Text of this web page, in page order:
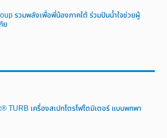
รวมพลังเพื่อพี่น้องภาคใต้ ร่วมปันน้ำใจช่วยผู้
ย
TURB เครื่องสเปกโตรโฟโตมิเตอร์ แบบพกพา